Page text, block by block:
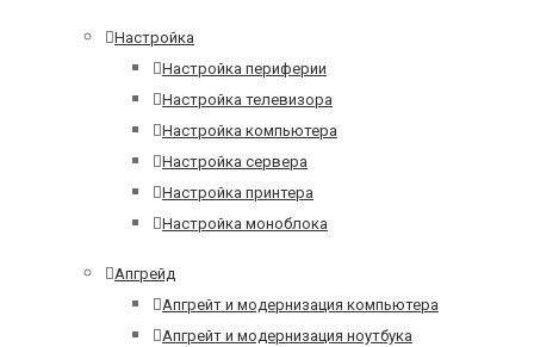
Настройка
Настройка периферии
Настройка телевизора
Настройка компьютера
Настройка сервера
Настройка принтера
Настройка моноблока
Апгрейд
Апгрейт и модернизация компьютера
Апгрейт и модернизация ноутбука